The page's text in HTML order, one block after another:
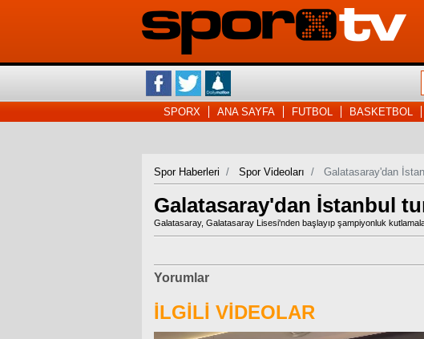
SPORX ANA SAYFA FUTBOL BASKETBOL
Spor Haberleri Spor Videoları Galatasaray'dan
Galatasaray'dan İstanbul
Galatasaray, Galatasaray Lisesi'nden başlayıp şampiyonluk
Yorumlar
İLGİLİ VİDEOLAR